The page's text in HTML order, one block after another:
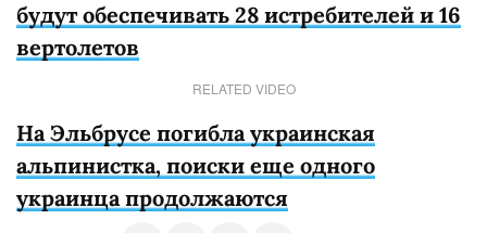
будут обеспечивать 28 истребителей и 16
вертолетов
RELATED VIDEO
На Эльбрусе погибла украинская
альпинистка, поиски еще одного
украинца продолжаются